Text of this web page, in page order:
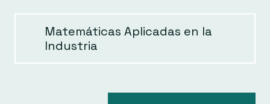
Matemáticas Aplicadas en la
Industria